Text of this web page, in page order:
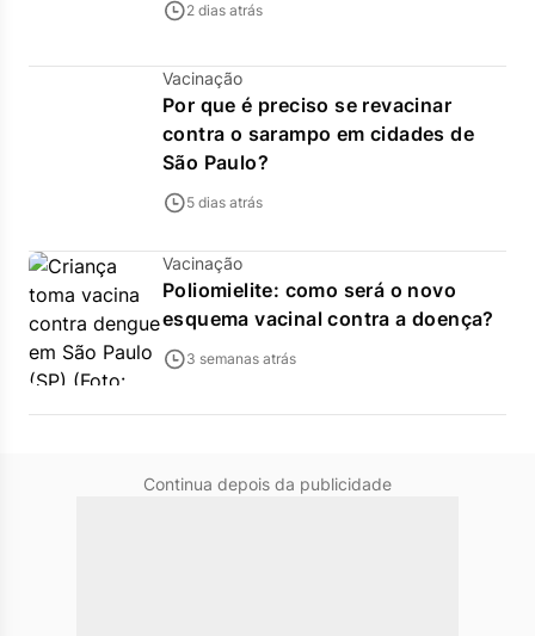
2 dias atrás
Vacinação
Por que é preciso se revacinar
contra o sarampo em cidades de
São Paulo?
5 dias atrás
Vacinação
Poliomielite: como será o novo
esquema vacinal contra a doença?
3 semanas atrás
Continua depois da publicidade